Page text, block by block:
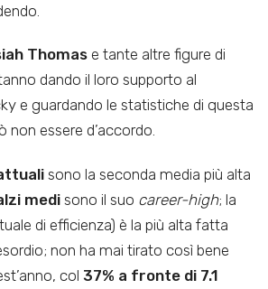
Thomas e tante altre figure di
dando il loro supporto al
e guardando le statistiche di questa
non essere d’accordo.
sono la seconda media più alta
medi sono il suo career-high; la
di efficienza) è la più alta fatta
non ha mai tirato così bene
col 37% a fronte di 7.1